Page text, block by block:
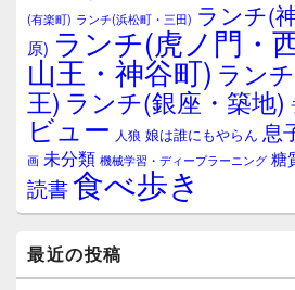
ア(有楽町) ランチ(浜松町・三田) ランチ(
原) ランチ(虎ノ門・
山王・神谷町) ラン
王) ランチ(銀座・築地)
ビュー 人狼 娘は誰にもやらん 息
画 未分類 機械学習・ディープラーニング 糖
読書食べ歩き
最近の投稿